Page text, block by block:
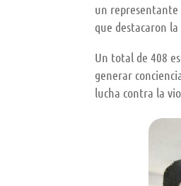
un representante
que destacaron
Un total de 408
generar
lucha contra la